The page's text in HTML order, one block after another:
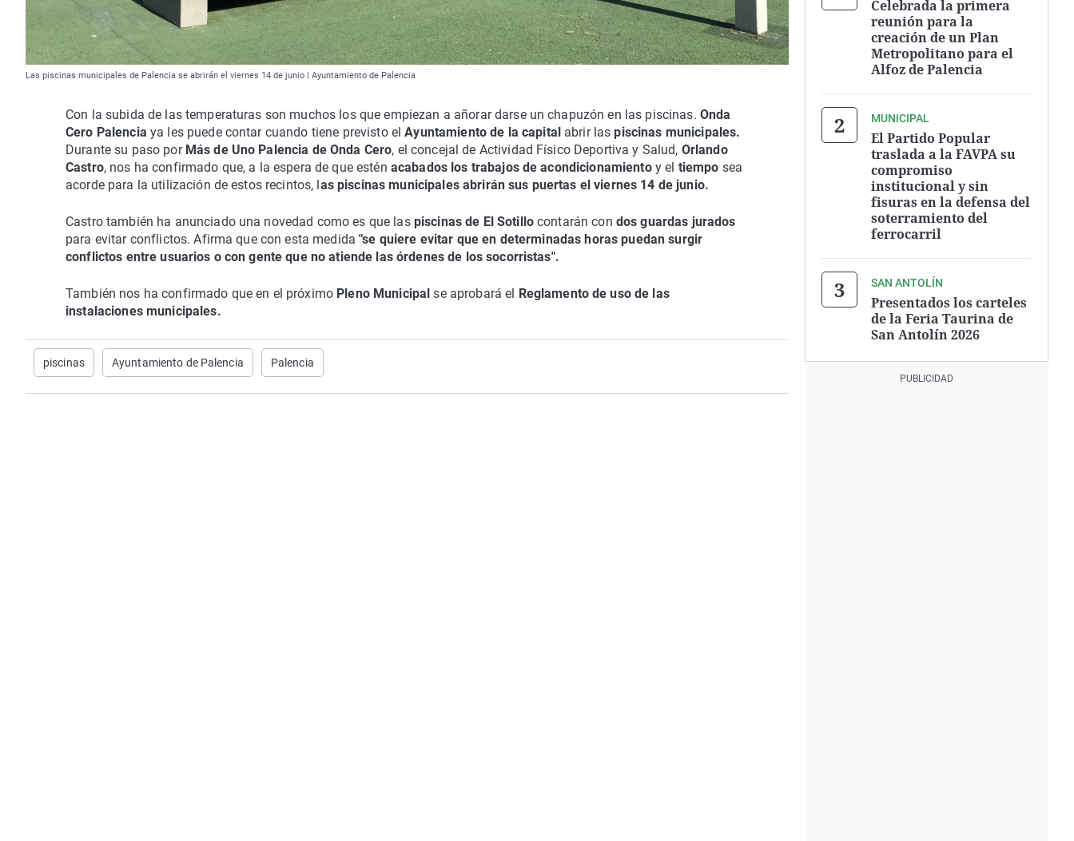
Las piscinas municipales de Palencia se abrirán el viernes 14 de junio | Ayuntamiento de Palencia
Con la subida de las temperaturas son muchos los que empiezan a añorar darse un chapuzón en las piscinas. Onda
Cero Palencia ya les puede contar cuando tiene previsto elAyuntamiento de la capital abrir laspiscinas municipales.
Durante su paso por Más de Uno Palencia de Onda Cero, el concejal de Actividad Físico Deportiva y Salud, Orlando
Castro, nos ha confirmado que, a la espera de que estén acabados los trabajos de acondicionamientoy el tiempo sea
acorde para la utilización de estos recintos, l as piscinas municipales abrirán sus puertas el viernes 14 de junio.
Castro también ha anunciado una novedad como es que las piscinas de El Sotillocontarán con dos guardas jurados
para evitar conflictos. Afirma que con esta medida"se quiere evitar que en determinadas horas puedan surgir
conflictos entre usuarios o con gente que no atiende las órdenes de los socorristas".
También nos ha confirmado que en el próximo Pleno Municipal se aprobará el
Reglamento de uso de las
instalaciones municipales.
piscinas Ayuntamiento de Palencia Palencia
Celebrada la primera
reunión para la
creación de un Plan
Metropolitano para el
Alfoz de Palencia
MUNICIPAL
El Partido Popular
traslada a la FAVPA su
compromiso
institucional y sin
fisuras en la defensa del
soterramiento del
ferrocarril
SAN ANTOLÍN
Presentados los carteles
de la Feria Taurina de
San Antolín 2026